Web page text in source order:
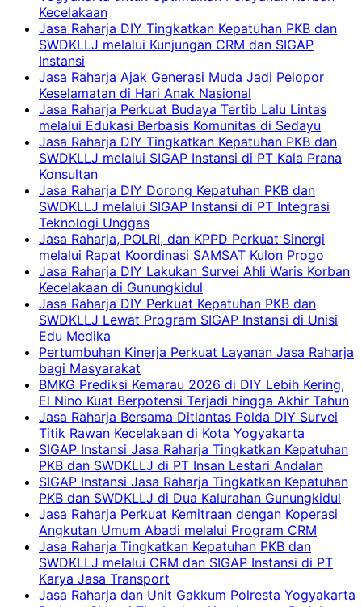
Kecelakaan
Jasa Raharja DIY Tingkatkan Kepatuhan PKB dan
SWDKLLJ melalui Kunjungan CRM dan SIGAP
Instansi
Jasa Raharja Ajak Generasi Muda Jadi Pelopor
Keselamatan di Hari Anak Nasional
Jasa Raharja Perkuat Budaya Tertib Lalu Lintas
melalui Edukasi Berbasis Komunitas di Sedayu
Jasa Raharja DIY Tingkatkan Kepatuhan PKB dan
SWDKLLJ melalui SIGAP Instansi di PT Kala Prana
Konsultan
Jasa Raharja DIY Dorong Kepatuhan PKB dan
SWDKLLJ melalui SIGAP Instansi di PT Integrasi
Teknologi Unggas
Jasa Raharja, POLRI, dan KPPD Perkuat Sinergi
melalui Rapat Koordinasi SAMSAT Kulon Progo
Jasa Raharja DIY Lakukan Survei Ahli Waris Korban
Kecelakaan di Gunungkidul
Jasa Raharja DIY Perkuat Kepatuhan PKB dan
SWDKLLJ Lewat Program SIGAP Instansi di Unisi
Edu Medika
Pertumbuhan Kinerja Perkuat Layanan Jasa Raharja
bagi Masyarakat
BMKG Prediksi Kemarau 2026 di DIY Lebih Kering,
El Nino Kuat Berpotensi Terjadi hingga Akhir Tahun
Jasa Raharja Bersama Ditlantas Polda DIY Survei
Titik Rawan Kecelakaan di Kota Yogyakarta
SIGAP Instansi Jasa Raharja Tingkatkan Kepatuhan
PKB dan SWDKLLJ di PT Insan Lestari Andalan
SIGAP Instansi Jasa Raharja Tingkatkan Kepatuhan
PKB dan SWDKLLJ di Dua Kalurahan Gunungkidul
Jasa Raharja Perkuat Kemitraan dengan Koperasi
Angkutan Umum Abadi melalui Program CRM
Jasa Raharja Tingkatkan Kepatuhan PKB dan
SWDKLLJ melalui CRM dan SIGAP Instansi di PT
Karya Jasa Transport
Jasa Raharja dan Unit Gakkum Polresta Yogyakarta